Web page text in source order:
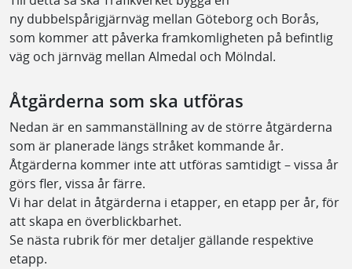
ny dubbelspårigjärnväg mellan Göteborg och Borås,
som kommer att påverka framkomligheten på befintlig
väg och järnväg mellan Almedal och Mölndal.
Åtgärderna som ska utföras
Nedan är en sammanställning av de större åtgärderna
som är planerade längs stråket kommande år.
Åtgärderna kommer inte att utföras samtidigt – vissa år
görs fler, vissa år färre.
Vi har delat in åtgärderna i etapper, en etapp per år, för
att skapa en överblickbarhet.
Se nästa rubrik för mer detaljer gällande respektive
etapp.